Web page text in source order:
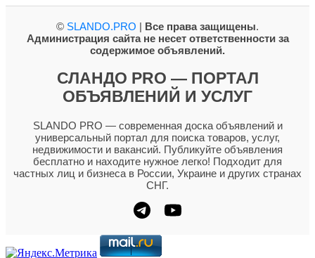
© SLANDO.PRO | Все права защищены.
Администрация сайта не несет ответственности за
содержимое объявлений.
СЛАНДО PRO — ПОРТАЛ
ОБЪЯВЛЕНИЙ И УСЛУГ
SLANDO PRO — современная доска объявлений и
универсальный портал для поиска товаров, услуг,
недвижимости и вакансий. Публикуйте объявления
бесплатно и находите нужное легко! Подходит для
частных лиц и бизнеса в России, Украине и других странах
СНГ.